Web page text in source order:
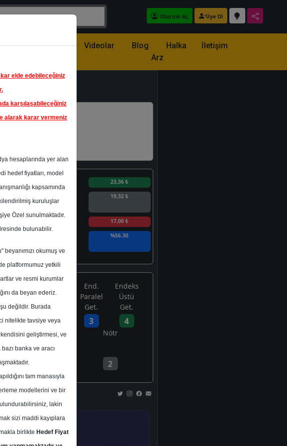
Oturum Aç Üye Ol
Partnerlerimiz Videolar Blog
Halka
Arz
İletişim
En Yüksek Tahmin 23,36 ₺
Ortalama Fiyat
Tahmini
19,32 ₺
17,00 ₺
Potansiyeli
%56.30
10 1
End.
Paralel
Get.
3
Endeks
Üstü
Get.
4
Tavsiye Yok Nötr
2
elde edebileceğiniz
karşılaşabileceğiniz
alarak karar vermeniz
hesaplarında yer alan
hedef fiyatları, model
kapsamında
kuruluşlar
Özel sunulmaktadır.
bulunabilir.
okumuş ve
platformumuz yetkili
ve resmi kurumlar
da beyan ederiz.
değildir. Burada
nitelikte tavsiye veya
kendisini geliştirmesi, ve
banka ve aracı
tam manasıyla
modellerini ve bir
lakin
sizi maddi kayıplara
birlikte Hedef Fiyat